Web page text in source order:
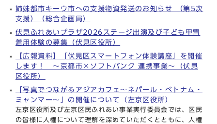
姉妹都市キーウ市への支援物資発送のお知らせ （第5次
支援）（総合企画局）
伏見ふれあいプラザ2026ステージ出演及び子ども甲冑
着用体験の募集（伏見区役所）
【広報資料】「伏見区スマートフォン体験講座」を開催
します！ ～京都市×ソフトバンク 連携事業～（伏見
区役所）
「写真でつながるアジアカフェ～ネパール・ベトナム・
ミャンマー～」の開催について（左京区役所）
左京区役所及び左京区民ふれあい事業実行委員会では、区民
の皆様に人権について理解を深めていただくとともに、人権